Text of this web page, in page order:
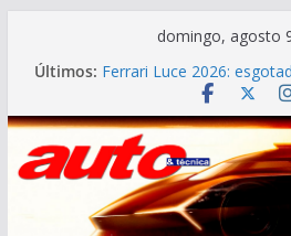
conteúdo
domingo, agosto
Últimos: Ferrari Luce 2026:
TESTE – Ram Dakota
VÍDEO ESPECIAL: os
Car 2026”
AUTO&TÉCNICA FILES
1993
Cristiano Ronaldo mostra